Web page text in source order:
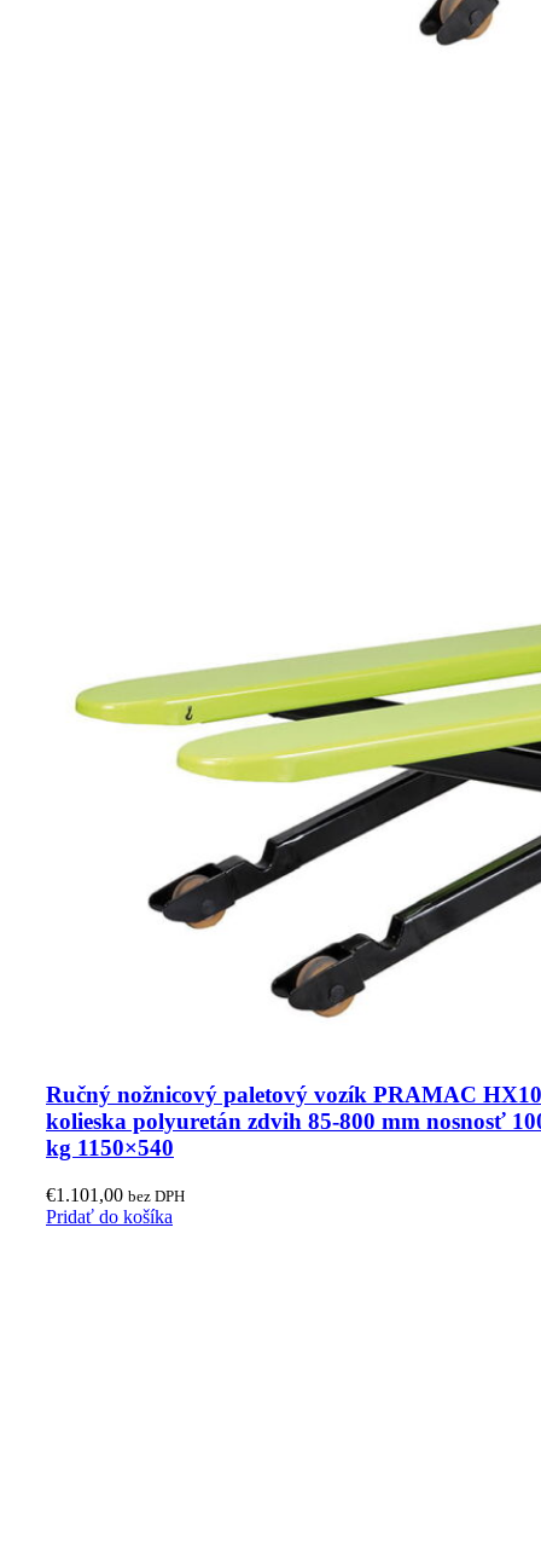
Ručný nožnicový paletový vozík PRAMAC
kolieska polyuretán zdvih 85-800 mm nosnosť
kg 1150×540
€1.101,00 bez DPH
Pridať do košíka